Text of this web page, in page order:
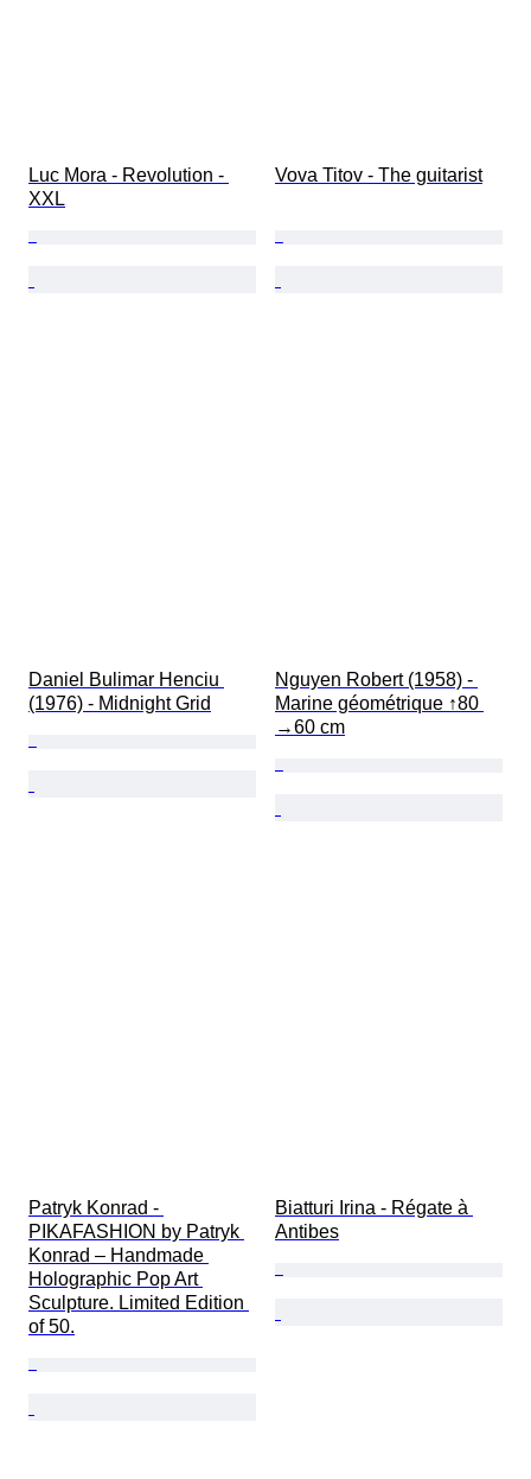
Luc Mora - Revolution -
XXL
Vova Titov - The guitarist
Daniel Bulimar Henciu
(1976) - Midnight Grid
Nguyen Robert (1958) -
Marine géométrique ↑80
→60 cm
Patryk Konrad -
PIKAFASHION by Patryk
Konrad – Handmade
Holographic Pop Art
Sculpture. Limited Edition
of 50.
Biatturi Irina - Régate à
Antibes